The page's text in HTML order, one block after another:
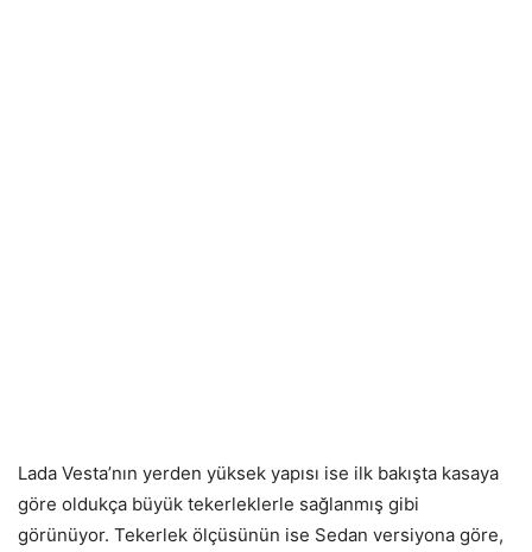
Lada Vesta’nın yerden yüksek yapısı ise ilk bakışta kasaya
göre oldukça büyük tekerleklerle sağlanmış gibi
görünüyor. Tekerlek ölçüsünün ise Sedan versiyona göre,